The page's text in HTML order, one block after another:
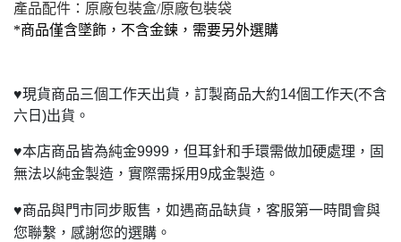
產品配件：原廠包裝盒/原廠包裝袋
*商品僅含墜飾，不含金鍊，需要另外選購
♥現貨商品三個工作天出貨，訂製商品大約14個工作天(不含
六日)出貨。
♥本店商品皆為純金9999，但耳針和手環需做加硬處理，固
無法以純金製造，實際需採用9成金製造。
♥商品與門市同步販售，如遇商品缺貨，客服第一時間會與
您聯繫，感謝您的選購。